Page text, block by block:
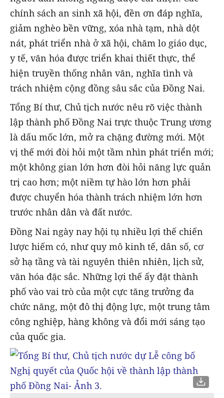
chính sách an sinh xã hội, đền ơn đáp nghĩa,
giảm nghèo bền vững, xóa nhà tạm, nhà dột
nát, phát triển nhà ở xã hội, chăm lo giáo dục,
y tế, văn hóa được triển khai thiết thực, thể
hiện truyền thống nhân văn, nghĩa tình và
trách nhiệm cộng đồng sâu sắc của Đồng Nai.
Tổng Bí thư, Chủ tịch nước nêu rõ việc thành
lập thành phố Đồng Nai trực thuộc Trung ương
là dấu mốc lớn, mở ra chặng đường mới. Một
vị thế mới đòi hỏi một tầm nhìn phát triển mới;
một không gian lớn hơn đòi hỏi năng lực quản
trị cao hơn; một niềm tự hào lớn hơn phải
được chuyển hóa thành trách nhiệm lớn hơn
trước nhân dân và đất nước.
Đồng Nai ngày nay hội tụ nhiều lợi thế chiến
lược hiếm có, như quy mô kinh tế, dân số, cơ
sở hạ tầng và tài nguyên thiên nhiên, lịch sử,
văn hóa đặc sắc. Những lợi thế ấy đặt thành
phố vào vai trò của một cực tăng trưởng đa
chức năng, một đô thị động lực, một trung tâm
công nghiệp, hàng không và đổi mới sáng tạo
của quốc gia.